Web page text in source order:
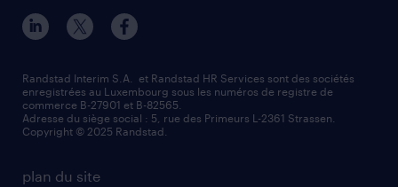
tout savoir sur l'intérim
recherche de personnel
demander à être contacté
mag RH
Strassen
Wiltz
notre histoire
responsabilité
valeurs et mission
information importante
randstad dans le monde
plan du site
Randstad Interim S.A. et Randstad HR Services sont des sociétés
enregistrées au Luxembourg sous les numéros de registre de
commerce B-27901 et B-82565.
Adresse du siège social : 5, rue des Primeurs L-2361 Strassen.
Copyright © 2025 Randstad.